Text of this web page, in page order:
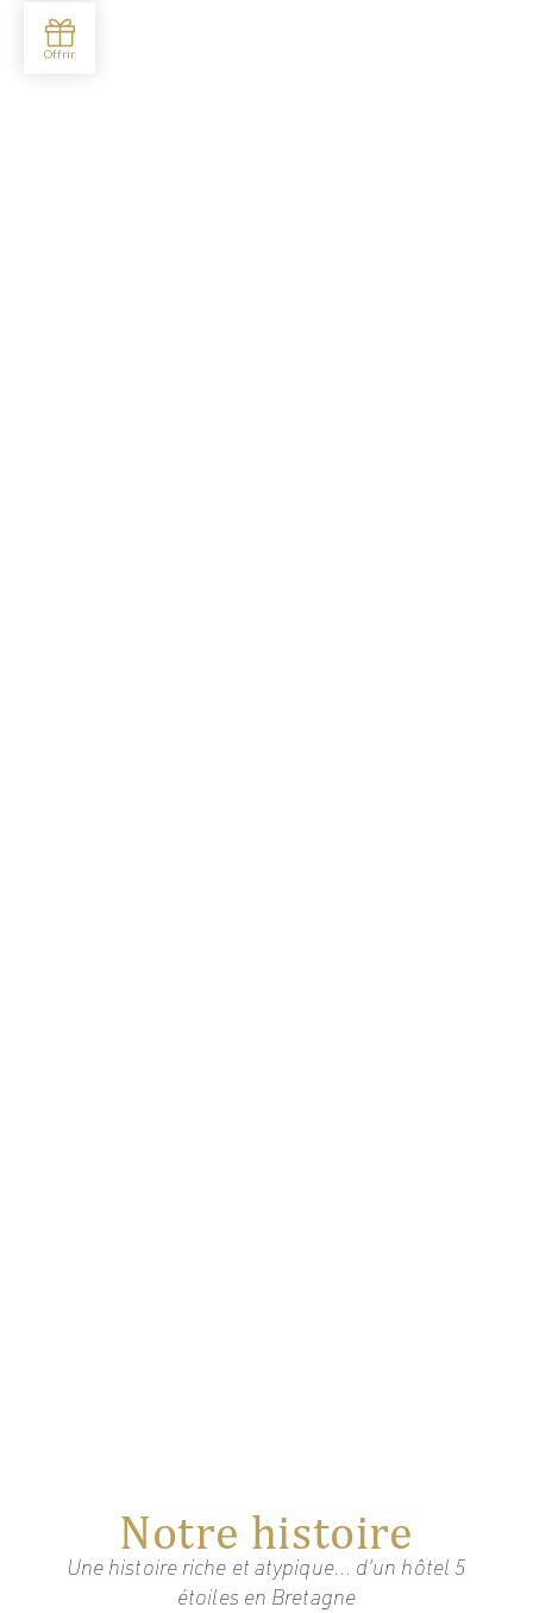
Notre histoire
Une histoire riche et atypique… d'un hôtel 5
étoiles en Bretagne